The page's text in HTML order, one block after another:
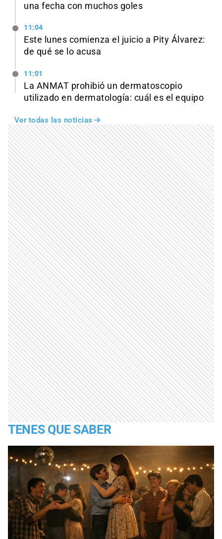
una fecha con muchos goles
11:04
Este lunes comienza el juicio a Pity Álvarez:
de qué se lo acusa
11:01
La ANMAT prohibió un dermatoscopio
utilizado en dermatología: cuál es el equipo
Ver todas las noticias
TENES QUE SABER